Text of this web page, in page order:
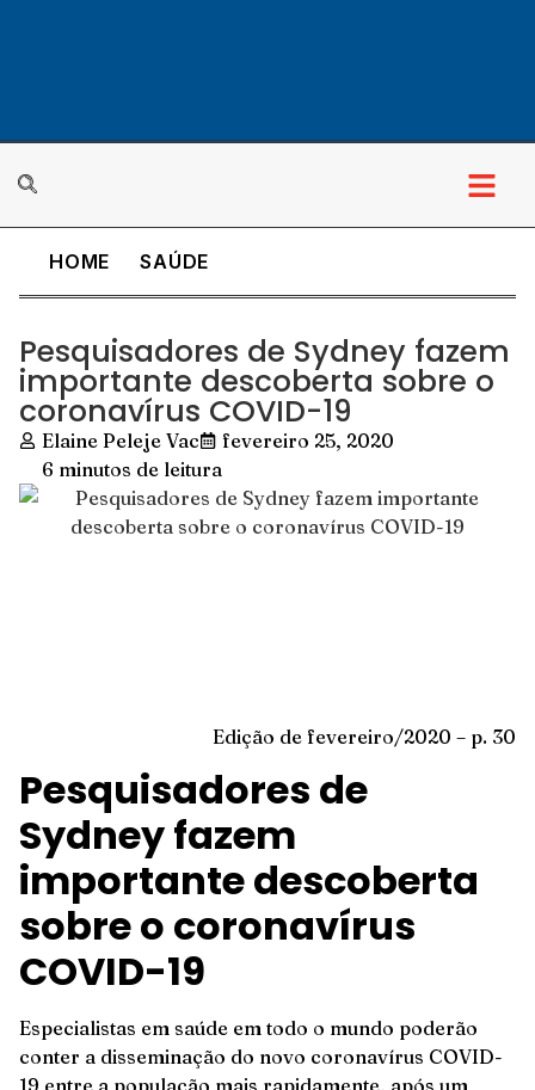
HOME SAÚDE
Pesquisadores de Sydney fazem
importante descoberta sobre o
coronavírus COVID-19
Elaine Peleje Vac
fevereiro 25, 2020
6 minutos de leitura
Edição de fevereiro/2020 – p. 30
Pesquisadores de
Sydney fazem
importante descoberta
sobre o coronavírus
COVID-19
Especialistas em saúde em todo o mundo poderão
conter a disseminação do novo coronavírus COVID-